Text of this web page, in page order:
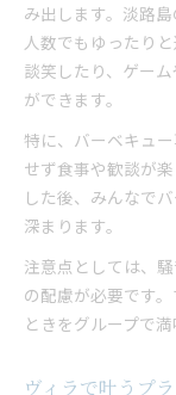
み出します。淡路
人数でもゆったり
談笑したり、ゲー
ができます。
特に、バーベキュ
せず食事や歓談が
した後、みんなで
深まります。
注意点としては、
の配慮が必要です
ときをグループで満
ヴィラで叶うプ